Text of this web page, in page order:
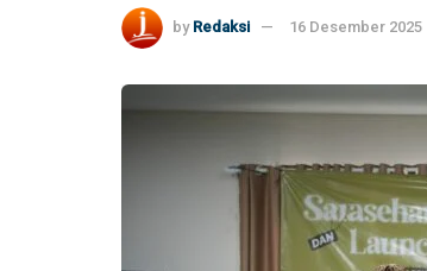
by Redaksi 16 Desember 2025